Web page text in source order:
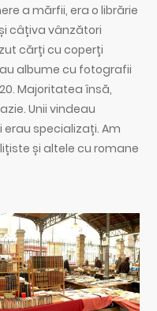
a mărfii, era o librărie
câțiva vânzători
cărți cu coperți
albume cu fotografii
Majoritatea însă,
Unii vindeau
specializați. Am
și altele cu romane